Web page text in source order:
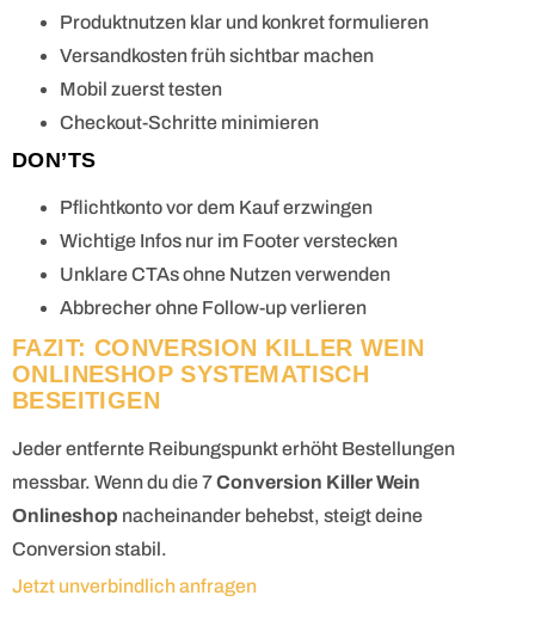
Produktnutzen klar und konkret formulieren
Versandkosten früh sichtbar machen
Mobil zuerst testen
Checkout-Schritte minimieren
DON’TS
Pflichtkonto vor dem Kauf erzwingen
Wichtige Infos nur im Footer verstecken
Unklare CTAs ohne Nutzen verwenden
Abbrecher ohne Follow-up verlieren
FAZIT: CONVERSION KILLER WEIN
ONLINESHOP SYSTEMATISCH
BESEITIGEN
Jeder entfernte Reibungspunkt erhöht Bestellungen
messbar. Wenn du die 7Conversion Killer Wein
Onlineshop nacheinander behebst, steigt deine
Conversion stabil.
Jetzt unverbindlich anfragen